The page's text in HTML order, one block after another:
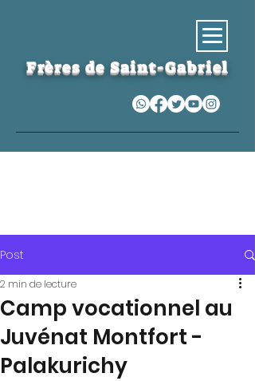
Frères de Saint-Gabriel
Post
Camp vocationnel au
Juvénat Montfort -
Palakurichy
2 min de lecture